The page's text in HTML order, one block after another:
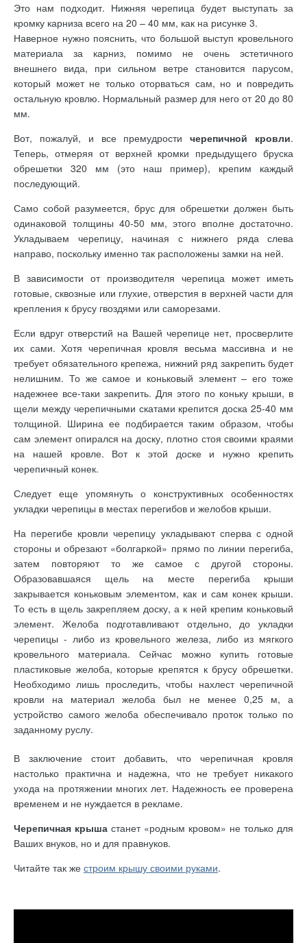
Это нам подходит. Нижняя черепица будет выступать за
кромку карниза всего на 20 – 40 мм, как на рисунке 3.
Наверное нужно пояснить, что большой выступ кровельного
материала за карниз, помимо не очень эстетичного
внешнего вида, при сильном ветре становится парусом,
который может не только оторваться сам, но и повредить
остальную кровлю. Нормальный размер для него от 20 до 80
мм.
Вот, пожалуй, и все премудростичерепичной кровли.
Теперь, отмеряя от верхней кромки предыдущего бруска
обрешетки 320 мм (это наш пример), крепим каждый
последующий.
Само собой разумеется, брус для обрешетки должен быть
одинаковой толщины 40-50 мм, этого вполне достаточно.
Укладываем черепицу, начиная с нижнего ряда слева
направо, поскольку именно так расположены замки на ней.
В зависимости от производителя черепица может иметь
готовые, сквозные или глухие, отверстия в верхней части для
крепления к брусу гвоздями или саморезами.
Если вдруг отверстий на Вашей черепице нет, просверлите
их сами. Хотя черепичная кровля весьма массивна и не
требует обязательного крепежа, нижний ряд закрепить будет
нелишним. То же самое и коньковый элемент – его тоже
надежнее все-таки закрепить. Для этого по коньку крыши, в
щели между черепичными скатами крепится доска 25-40 мм
толщиной. Ширина ее подбирается таким образом, чтобы
сам элемент опирался на доску, плотно стоя своими краями
на нашей кровле. Вот к этой доске и нужно крепить
черепичный конек.
Следует еще упомянуть о конструктивных особенностях
укладки черепицы в местах перегибов и желобов крыши.
На перегибе кровли черепицу укладывают сперва с одной
стороны и обрезают «болгаркой» прямо по линии перегиба,
затем повторяют то же самое с другой стороны.
Образовавшаяся щель на месте перегиба крыши
закрывается коньковым элементом, как и сам конек крыши.
То есть в щель закрепляем доску, а к ней крепим коньковый
элемент. Желоба подготавливают отдельно, до укладки
черепицы - либо из кровельного железа, либо из мягкого
кровельного материала. Сейчас можно купить готовые
пластиковые желоба, которые крепятся к брусу обрешетки.
Необходимо лишь проследить, чтобы нахлест черепичной
кровли на материал желоба был не менее 0,25 м, а
устройство самого желоба обеспечивало проток только по
заданному руслу.
В заключение стоит добавить, что черепичная кровля
настолько практична и надежна, что не требует никакого
ухода на протяжении многих лет. Надежность ее проверена
временем и не нуждается в рекламе.
Черепичная крыша станет «родным кровом» не только для
Ваших внуков, но и для правнуков.
Читайте так же строим крышу своими руками.